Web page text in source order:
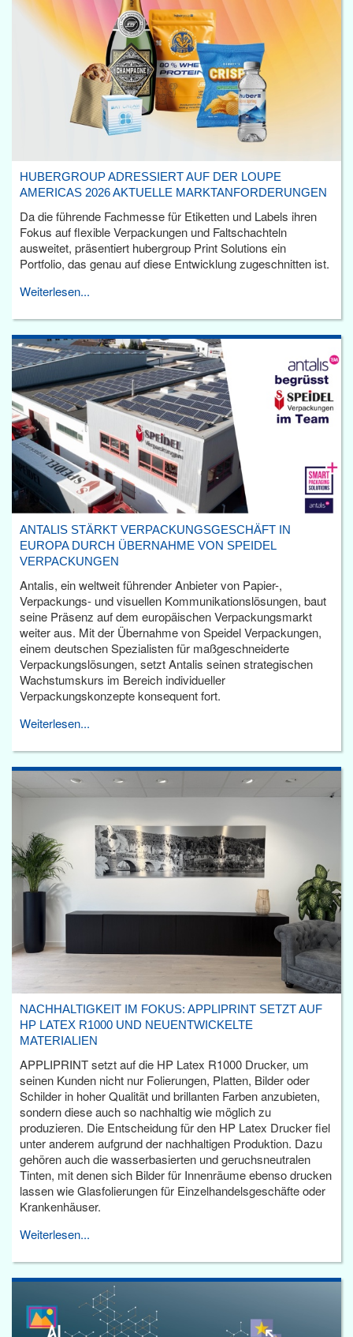
HUBERGROUP ADRESSIERT AUF DER LOUPE
AMERICAS 2026 AKTUELLE MARKTANFORDERUNGEN
Da die führende Fachmesse für Etiketten und Labels ihren
Fokus auf flexible Verpackungen und Faltschachteln
ausweitet, präsentiert hubergroup Print Solutions ein
Portfolio, das genau auf diese Entwicklung zugeschnitten ist.
Weiterlesen...
ANTALIS STÄRKT VERPACKUNGSGESCHÄFT IN
EUROPA DURCH ÜBERNAHME VON SPEIDEL
VERPACKUNGEN
Antalis, ein weltweit führender Anbieter von Papier-,
Verpackungs- und visuellen Kommunikationslösungen, baut
seine Präsenz auf dem europäischen Verpackungsmarkt
weiter aus. Mit der Übernahme von Speidel Verpackungen,
einem deutschen Spezialisten für maßgeschneiderte
Verpackungslösungen, setzt Antalis seinen strategischen
Wachstumskurs im Bereich individueller
Verpackungskonzepte konsequent fort.
Weiterlesen...
NACHHALTIGKEIT IM FOKUS: APPLIPRINT SETZT AUF
HP LATEX R1000 UND NEUENTWICKELTE
MATERIALIEN
APPLIPRINT setzt auf die HP Latex R1000 Drucker, um
seinen Kunden nicht nur Folierungen, Platten, Bilder oder
Schilder in hoher Qualität und brillanten Farben anzubieten,
sondern diese auch so nachhaltig wie möglich zu
produzieren. Die Entscheidung für den HP Latex Drucker fiel
unter anderem aufgrund der nachhaltigen Produktion. Dazu
gehören auch die wasserbasierten und geruchsneutralen
Tinten, mit denen sich Bilder für Innenräume ebenso drucken
lassen wie Glasfolierungen für Einzelhandelsgeschäfte oder
Krankenhäuser.
Weiterlesen...